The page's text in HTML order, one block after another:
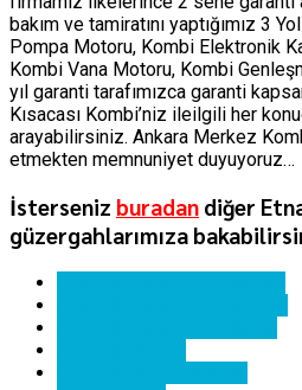
bakım ve tamiratını yaptığımız 3
Pompa Motoru, Kombi Elektronik
Kombi Vana Motoru, Kombi
yıl garanti tarafımızca garanti
Kısacası Kombi’niz ileilgili her
arayabilirsiniz. Ankara Merkez
etmekten memnuniyet duyuyoruz…
İsterseniz buradan diğer
güzergahlarımıza